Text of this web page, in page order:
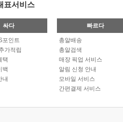
표서비스
싸다
포인트
가적립
택
백
내
빠르다
총알배송
총알검색
매장 픽업 서비스
알림 신청 안내
모바일 서비스
간편결제 서비스